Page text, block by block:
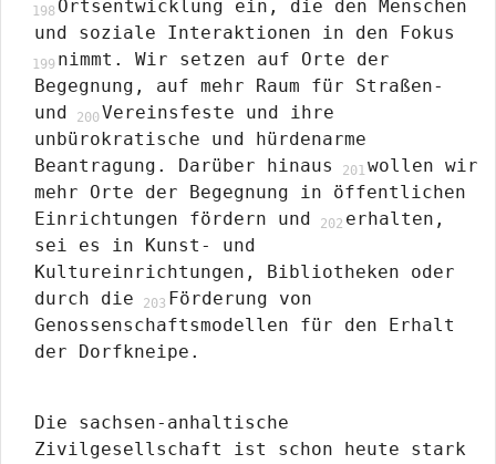
Ortsentwicklung ein, die den Menschen
und soziale Interaktionen in den Fokus
nimmt. Wir setzen auf Orte der
Begegnung, auf mehr Raum für Straßen-
und
Vereinsfeste und ihre
unbürokratische und hürdenarme
Beantragung. Darüber hinaus
wollen wir
mehr Orte der Begegnung in öffentlichen
Einrichtungen fördern und
erhalten,
sei es in Kunst- und
Kultureinrichtungen, Bibliotheken oder
durch die
Förderung von
Genossenschaftsmodellen für den Erhalt
der Dorfkneipe.
Die sachsen-anhaltische
Zivilgesellschaft ist schon heute stark